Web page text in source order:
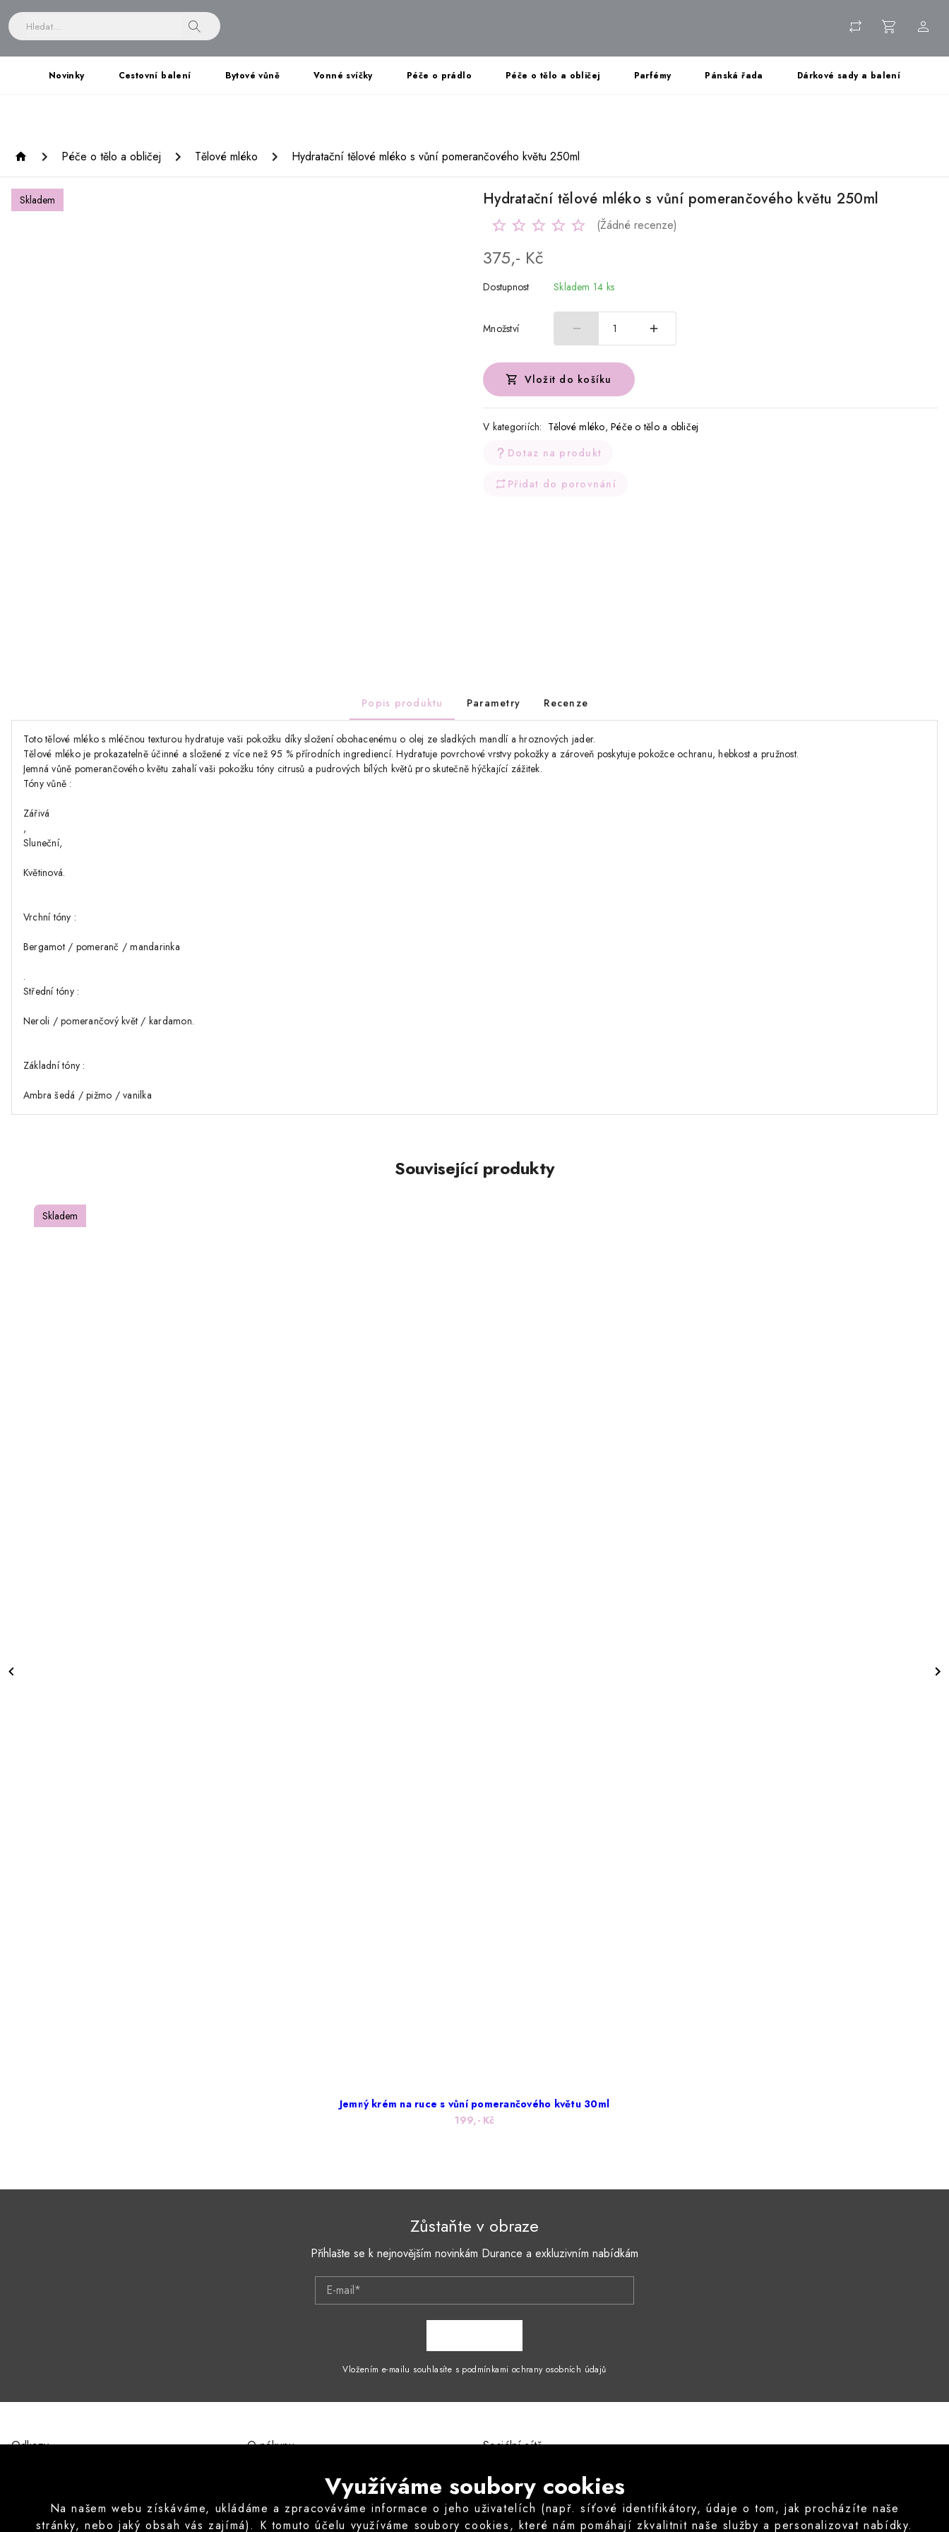
Využíváme soubory cookies
Na našem webu získáváme, ukládáme a zpracováváme informace o jeho uživatelích (např. síťové identifikátory, údaje o tom, jak procházíte naše
stránky, nebo jaký obsah vás zajímá). K tomuto účelu využíváme soubory cookies, které nám pomáhají zkvalitnit naše služby a personalizovat nabídky.
Novinky Cestovní balení Bytové vůně Vonné svíčky Péče o prádlo Péče o tělo a obličej Parfémy Pánská řada Dárkové sady a balení
Péče o tělo a obličej Tělové mléko Hydratační tělové mléko s vůní pomerančového květu 250ml
Skladem Hydratační tělové mléko s vůní pomerančového květu 250ml
(Žádné recenze)
375,- Kč
Dostupnost Skladem 14 ks
Množství 1
Vložit do košíku
V kategoriích: Tělové mléko, Péče o tělo a obličej
Dotaz na produkt
Přidat do porovnání
Popis produktu Parametry Recenze
Toto tělové mléko s mléčnou texturou hydratuje vaši pokožku díky složení obohacenému o olej ze sladkých mandlí a hroznových jader.
Tělové mléko je prokazatelně účinné a složené z více než 95 % přírodních ingrediencí. Hydratuje povrchové vrstvy pokožky a zároveň poskytuje pokožce ochranu, hebkost a pružnost.
Jemná vůně pomerančového květu zahalí vaši pokožku tóny citrusů a pudrových bílých květů pro skutečně hýčkající zážitek.
Tóny vůně :
Zářivá
,
Sluneční,
Květinová.
Vrchní tóny :
Bergamot / pomeranč / mandarinka
.
Střední tóny :
Neroli / pomerančový květ / kardamon.
Základní tóny :
Ambra šedá / pižmo / vanilka
Související produkty
Skladem
Jemný krém na ruce s vůní pomerančového květu 30ml
199,- Kč
Zůstaňte v obraze
Přihlašte se k nejnovějším novinkám Durance a exkluzivním nabídkám
E-mail*
Vložením e-mailu souhlasíte s podmínkami ochrany osobních údajů
Odkazy O nákupu
Ochrana osobních údajů
Formulář pro odstoupení od kupní smlouvy
Poučení o právu odstoupit od kupní smlouvy
Sociální sítě